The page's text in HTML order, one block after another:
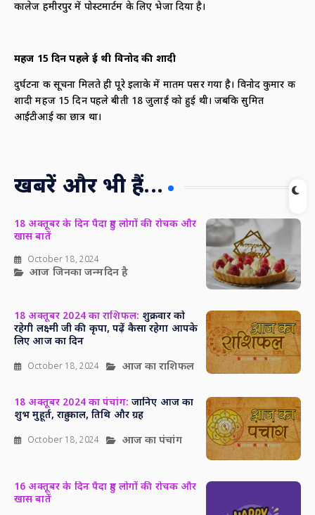
कालेज हमीरपुर में पोस्टमार्टम के लिए भेजा दिया है।
महज 15दिन पहले हुई थी विनोद की शादी
दुर्घटना की सूचना मिलते ही पूरे इलाके में मातम पसर गया है। विनोद कुमार की
शादी महज 15 दिन पहले बीती 18 जुलाई को हुई थी। जबकि सुमित
आईटीआई का छात्र था।
खबरें और भी हैं...
18 अक्तूबर के दिन पैदा हुए लोगों की रोचक और
खास बातें
October 18, 2024
आज जिनका जन्मदिन है
18 अक्तूबर 2024 का राशिफल: शुक्रवार को
रहेगी लक्ष्मी जी की कृपा, पढ़ें कैसा रहेगा आपके
लिए आज का दिन
October 18, 2024 आज का राशिफल
18 अक्तूबर 2024 का पंचांग: जानिए आज का
शुभ मुहूर्त, राहु काल, तिथि और ग्रह
October 18, 2024 आज का पंचांग
16 अक्तूबर के दिन पैदा हुए लोगों की रोचक और
खास बातें